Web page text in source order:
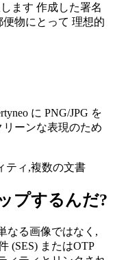
ます 作成した署名
物にとって 理想的
に PNG/JPG を
ーンな表現のため
ティ,複数の文書
プするんだ?
なる画像ではなく,
(SES) またはOTP